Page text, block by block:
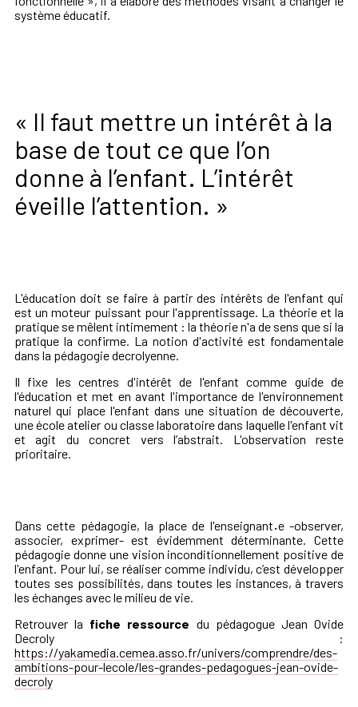
système éducatif.
« Il faut mettre un intérêt à la
base de tout ce que l’on
donne à l’enfant. L’intérêt
éveille l’attention. »
L'éducation doit se faire à partir des intérêts de l'enfant qui
est un moteur puissant pour l'apprentissage. La théorie et la
pratique se mêlent intimement : la théorie n'a de sens que si la
pratique la confirme. La notion d'activité est fondamentale
dans la pédagogie decrolyenne.
Il fixe les centres d'intérêt de l'enfant comme guide de
l'éducation et met en avant l'importance de l'environnement
naturel qui place l'enfant dans une situation de découverte,
une école atelier ou classe laboratoire dans laquelle l'enfant vit
et agit du concret vers l’abstrait. L'observation reste
prioritaire.
Dans cette pédagogie, la place de l'enseignant·e -observer,
associer, exprimer- est évidemment déterminante. Cette
pédagogie donne une vision inconditionnellement positive de
l'enfant. Pour lui, se réaliser comme individu, c’est développer
toutes ses possibilités, dans toutes les instances, à travers
les échanges avec le milieu de vie.
Retrouver la fiche ressource du pédagogue Jean Ovide
Decroly :
https://yakamedia.cemea.asso.fr/univers/comprendre/des-
ambitions-pour-lecole/les-grandes-pedagogues-jean-ovide-
decroly